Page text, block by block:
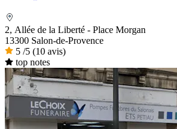
2, Allée de la Liberté - Place Morgan
13300 Salon-de-Provence
5 /5 (10 avis)
top notes